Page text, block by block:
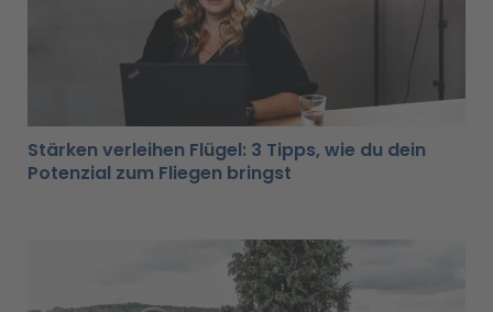
Stärken verleihen Flügel: 3 Tipps, wie du dein
Potenzial zum Fliegen bringst